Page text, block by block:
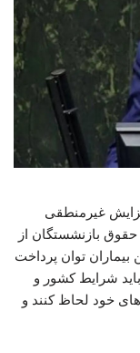
غیرمنطقی
حقوق بازنشستگان از
توان پرداخت
شرایط کشور و
خود لحاظ کنند و